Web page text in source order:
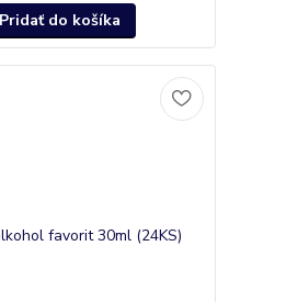
Pridať do košíka